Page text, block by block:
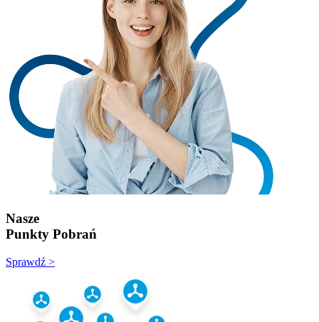
Nasze
Punkty Pobrań
Sprawdź >